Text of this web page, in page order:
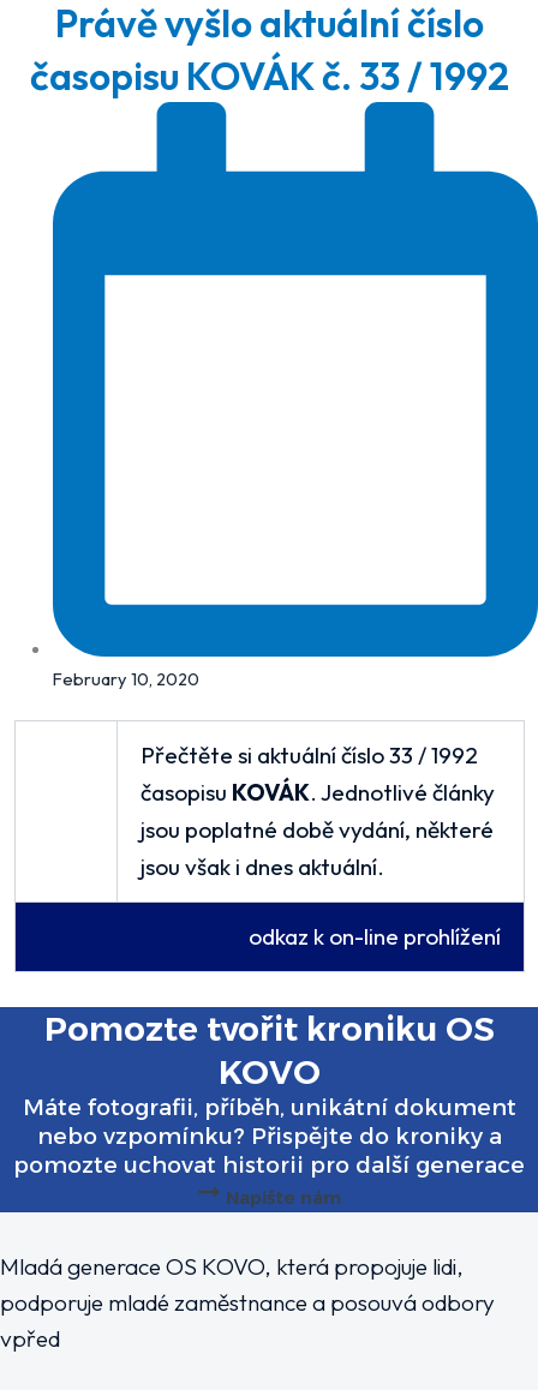
Právě vyšlo aktuální číslo
časopisu KOVÁK č. 33 / 1992
February 10, 2020
Přečtěte si aktuální číslo 33 / 1992
časopisu KOVÁK. Jednotlivé články
jsou poplatné době vydání, některé
jsou však i dnes aktuální.
odkaz k on-line prohlížení
Pomozte tvořit kroniku OS
KOVO
Máte fotografii, příběh, unikátní dokument
nebo vzpomínku? Přispějte do kroniky a
pomozte uchovat historii pro další generace
Napište nám
Mladá generace OS KOVO, která propojuje lidi,
podporuje mladé zaměstnance a posouvá odbory
vpřed